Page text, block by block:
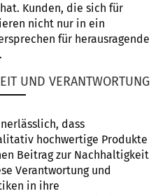
Kunden, die sich für
nicht nur in ein
für herausragende
UND VERANTWORTUNG
dass
hochwertige Produkte
Beitrag zur Nachhaltigkeit
Verantwortung und
in ihre